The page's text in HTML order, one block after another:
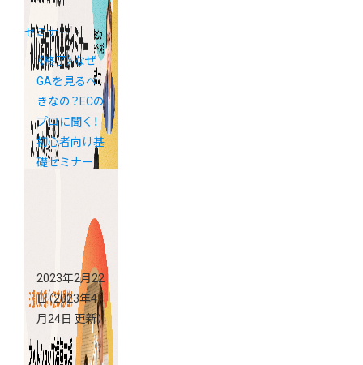
セミナー
《終了》なぜ
GAを見るべ
きなの？ECの
プロに聞く！
初心者向け基
礎セミナー
2023年2月22
日（2023年4
月24日 更新）